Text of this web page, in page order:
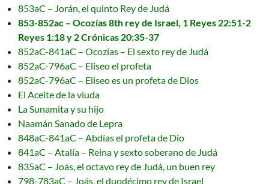
853aC – Jorán, el quinto Rey de Judá
853-852ac – Ocozías 8th rey de Israel, 1 Reyes 22:51-2
Reyes 1:18 y 2 Crónicas 20:35-37
852aC-841aC – Ocozías – El sexto rey de Judá
852aC-796aC – Eliseo el profeta
852aC-796aC – Eliseo es un profeta de Dios
El Aceite de la viuda
La Sunamita y su hijo
Naamán Sanado de Lepra
848aC-841aC – Abdías el profeta de Dio
841aC – Atalía – Reina y sexto soberano de Judá
835aC – Joás, el octavo rey de Judá, un buen rey
798-783aC – Joás, el duodécimo rey de Israel